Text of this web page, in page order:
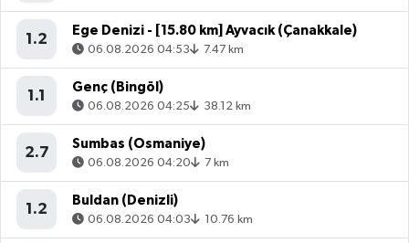
1.2
Ege Denizi - [15.80 km] Ayvacık (Çanakkale)
06.08.2026 04:53 7.47 km
1.1
Genç (Bingöl)
06.08.2026 04:25 38.12 km
2.7
Sumbas (Osmaniye)
06.08.2026 04:20 7 km
1.2
Buldan (Denizli)
06.08.2026 04:03 10.76 km